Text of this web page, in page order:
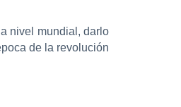
nivel mundial, darlo
de la revolución